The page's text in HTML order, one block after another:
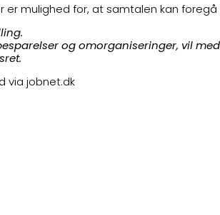
mulighed for, at samtalen kan foregå
og omorganiseringer, vil
via jobnet.dk